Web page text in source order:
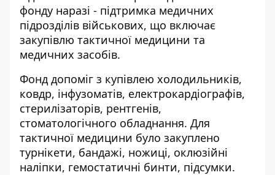
фонду наразі - підтримка медичних
підрозділів військових, що включає
закупівлю тактичної медицини та
медичних засобів.
Фонд допоміг з купівлею холодильників,
ковдр, інфузоматів, електрокардіографів,
стерилізаторів, рентгенів,
стоматологічного обладнання. Для
тактичної медицини було закуплено
турнікети, бандажі, ножиці, оклюзійні
наліпки, гемостатичні бинти, підсумки.